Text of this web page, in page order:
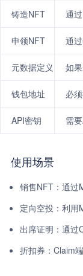
铸造NFT 通
申领NFT 通
元数据定义 如
钱包地址 必
API密钥 需
使用场景
销售NFT：通过
定向空投：利用
出席证明：通过
折扣券：Claim